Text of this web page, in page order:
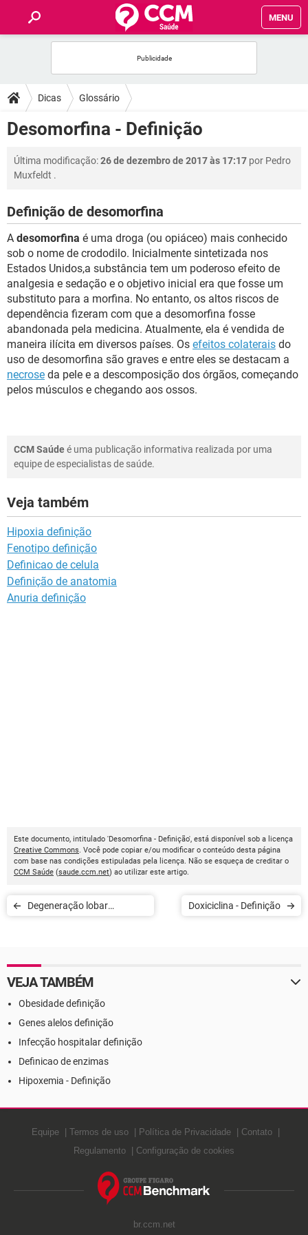
MENU
FÓRUM
SAÚDE
FAMÍLIA
SEXUALIDADE
GLOSSÁRIO
Dicas Glossário
Desomorfina - Definição
Última modificação:26 de dezembro de 2017 às 17:17 por Pedro
Muxfeldt .
Definição de desomorfina
A desomorfina é uma droga (ou opiáceo) mais conhecido
sob o nome de crododilo. Inicialmente sintetizada nos
Estados Unidos,a substância tem um poderoso efeito de
analgesia e sedação e o objetivo inicial era que fosse um
substituto para a morfina. No entanto, os altos riscos de
dependência fizeram com que a desomorfina fosse
abandonada pela medicina. Atualmente, ela é vendida de
maneira ilícita em diversos países. Os efeitos colaterais do
uso de desomorfina são graves e entre eles se destacam a
necrose da pele e a descomposição dos órgãos, começando
pelos músculos e chegando aos ossos.
CCM Saúdeé uma publicação informativa realizada por uma
equipe de especialistas de saúde.
Veja também
Hipoxia definição
Fenotipo definição
Definicao de celula
Definição de anatomia
Anuria definição
Este documento, intitulado 'Desomorfina - Definição', está disponível sob a licença
Creative Commons. Você pode copiar e/ou modificar o conteúdo desta página
com base nas condições estipuladas pela licença. Não se esqueça de creditar o
CCM Saúde (saude.ccm.net) ao utilizar este artigo.
Degeneração lobar
Doxiciclina - Definição
VEJA TAMBÉM
Obesidade definição
Genes alelos definição
Infecção hospitalar definição
Definicao de enzimas
Hipoxemia - Definição
Equipe Termos de uso Política de Privacidade
Contato
Regulamento
Configuração de cookies
br.ccm.net